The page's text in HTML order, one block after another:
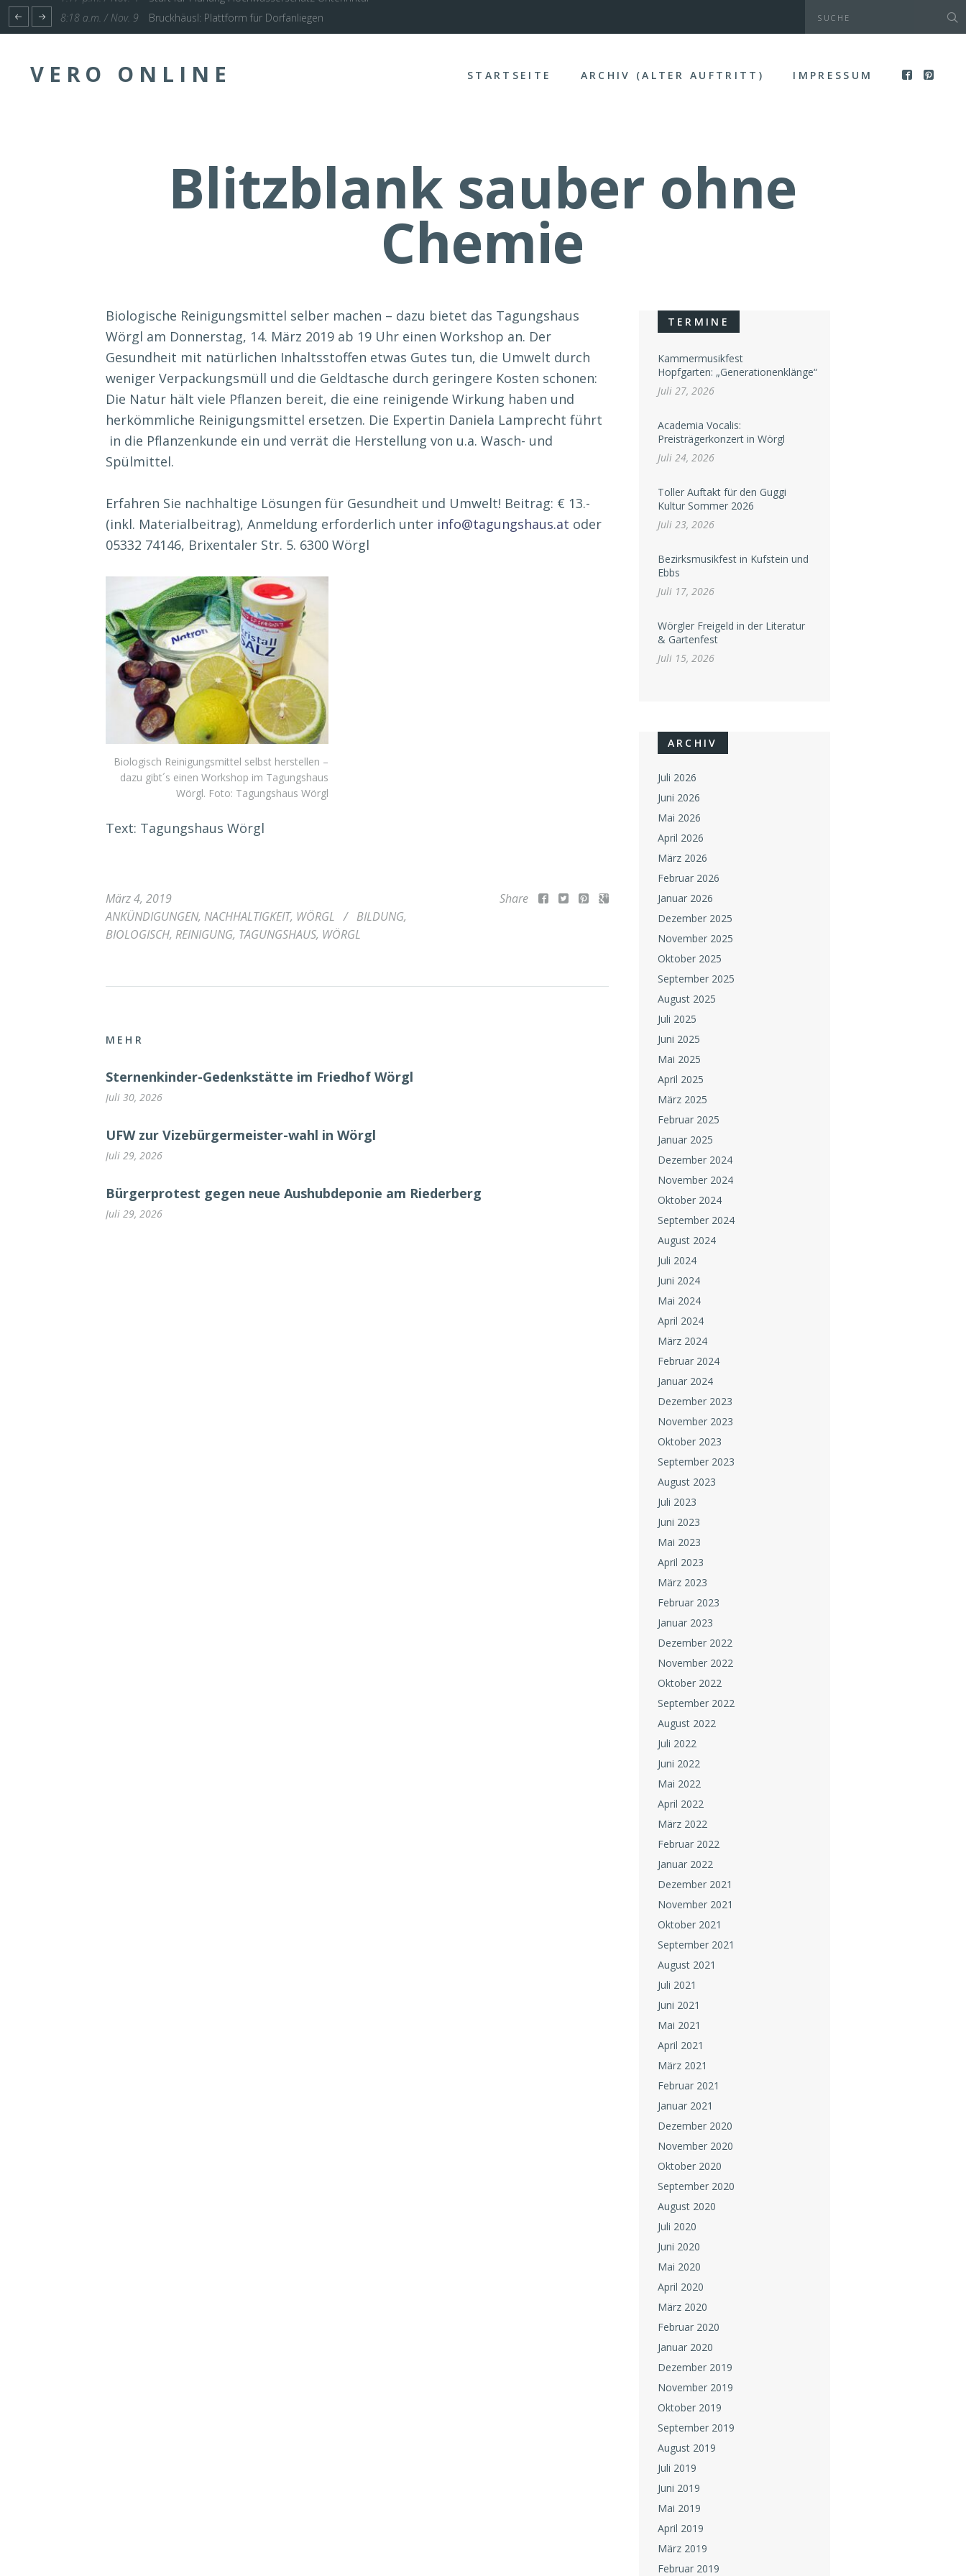
1:17 p.m. / Nov. 4 Start für Planung Hochwasserschutz Unterinntal
VERO ONLINE STARTSEITE ARCHIV (ALTER AUFTRITT) IMPRESSUM
Blitzblank sauber ohne
Chemie
Biologische Reinigungsmittel selber machen – dazu bietet das Tagungshaus
Wörgl am Donnerstag, 14. März 2019 ab 19 Uhr einen Workshop an. Der
Gesundheit mit natürlichen Inhaltsstoffen etwas Gutes tun, die Umwelt durch
weniger Verpackungsmüll und die Geldtasche durch geringere Kosten schonen:
Die Natur hält viele Pflanzen bereit, die eine reinigende Wirkung haben und
herkömmliche Reinigungsmittel ersetzen. Die Expertin Daniela Lamprecht führt
in die Pflanzenkunde ein und verrät die Herstellung von u.a. Wasch- und
Spülmittel.
Erfahren Sie nachhaltige Lösungen für Gesundheit und Umwelt! Beitrag: € 13.-
(inkl. Materialbeitrag), Anmeldung erforderlich unter info@tagungshaus.at oder
05332 74146, Brixentaler Str. 5. 6300 Wörgl
Biologisch Reinigungsmittel selbst herstellen –
dazu gibt´s einen Workshop im Tagungshaus
Wörgl. Foto: Tagungshaus Wörgl
Text: Tagungshaus Wörgl
März 4, 2019
ANKÜNDIGUNGEN, NACHHALTIGKEIT, WÖRGL / BILDUNG,
BIOLOGISCH, REINIGUNG, TAGUNGSHAUS, WÖRGL
Share
MEHR
Sternenkinder-Gedenkstätte im Friedhof Wörgl
Juli 30, 2026
UFW zur Vizebürgermeister-wahl in Wörgl
Juli 29, 2026
Bürgerprotest gegen neue Aushubdeponie am Riederberg
Juli 29, 2026
TERMINE
Kammermusikfest
Hopfgarten: „Generationenklänge“
Juli 27, 2026
Academia Vocalis:
Preisträgerkonzert in Wörgl
Juli 24, 2026
Toller Auftakt für den Guggi
Kultur Sommer 2026
Juli 23, 2026
Bezirksmusikfest in Kufstein und
Ebbs
Juli 17, 2026
Wörgler Freigeld in der Literatur
& Gartenfest
Juli 15, 2026
ARCHIV
Juli 2026
Juni 2026
Mai 2026
April 2026
März 2026
Februar 2026
Januar 2026
Dezember 2025
November 2025
Oktober 2025
September 2025
August 2025
Juli 2025
Juni 2025
Mai 2025
April 2025
März 2025
Februar 2025
Januar 2025
Dezember 2024
November 2024
Oktober 2024
September 2024
August 2024
Juli 2024
Juni 2024
Mai 2024
April 2024
März 2024
Februar 2024
Januar 2024
Dezember 2023
November 2023
Oktober 2023
September 2023
August 2023
Juli 2023
Juni 2023
Mai 2023
April 2023
März 2023
Februar 2023
Januar 2023
Dezember 2022
November 2022
Oktober 2022
September 2022
August 2022
Juli 2022
Juni 2022
Mai 2022
April 2022
März 2022
Februar 2022
Januar 2022
Dezember 2021
November 2021
Oktober 2021
September 2021
August 2021
Juli 2021
Juni 2021
Mai 2021
April 2021
März 2021
Februar 2021
Januar 2021
Dezember 2020
November 2020
Oktober 2020
September 2020
August 2020
Juli 2020
Juni 2020
Mai 2020
April 2020
März 2020
Februar 2020
Januar 2020
Dezember 2019
November 2019
Oktober 2019
September 2019
August 2019
Juli 2019
Juni 2019
Mai 2019
April 2019
März 2019
Februar 2019